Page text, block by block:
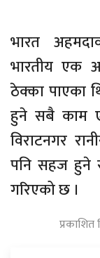
भारत
भारतीय एक
ठेक्का पाएका
हुने सबै काम
विराटनगर
पनि सहज हुने
गरिएको छ ।